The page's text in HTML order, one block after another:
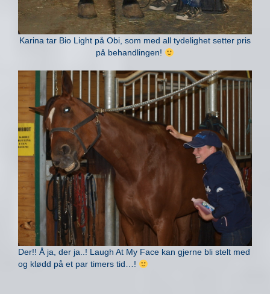
Karina tar Bio Light på Obi, som med all tydelighet setter pris
på behandlingen!
Der!! Å ja, der ja..! Laugh At My Face kan gjerne bli stelt med
og klødd på et par timers tid…!